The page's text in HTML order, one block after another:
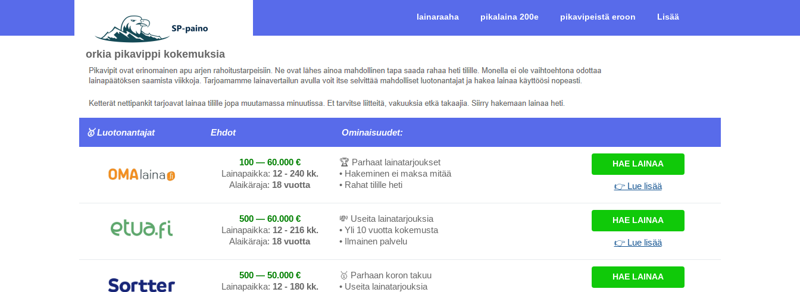
lainaraaha pikalaina 200e pikavipeistä eroon Lisää
orkia pikavippi kokemuksia
🥇 Luotonantajat Ehdot Ominaisuudet:
100 — 60.000 €
Lainapaikka: 12 - 240 kk.
Alaikäraja: 18 vuotta
🏆 Parhaat lainatarjoukset
• Hakeminen ei maksa mitää
• Rahat tilille heti
HAE LAINAA
👉 Lue lisää
500 — 60.000 €
Lainapaikka: 12 - 216 kk.
Alaikäraja: 18 vuotta
💸 Useita lainatarjouksia
• Yli 10 vuotta kokemusta
• Ilmainen palvelu
HAE LAINAA
👉 Lue lisää
500 — 50.000 €
Lainapaikka: 12 - 180 kk.
🥇 Parhaan koron takuu
• Useita lainatarjouksia
HAE LAINAA